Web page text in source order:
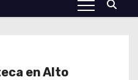
en Alto